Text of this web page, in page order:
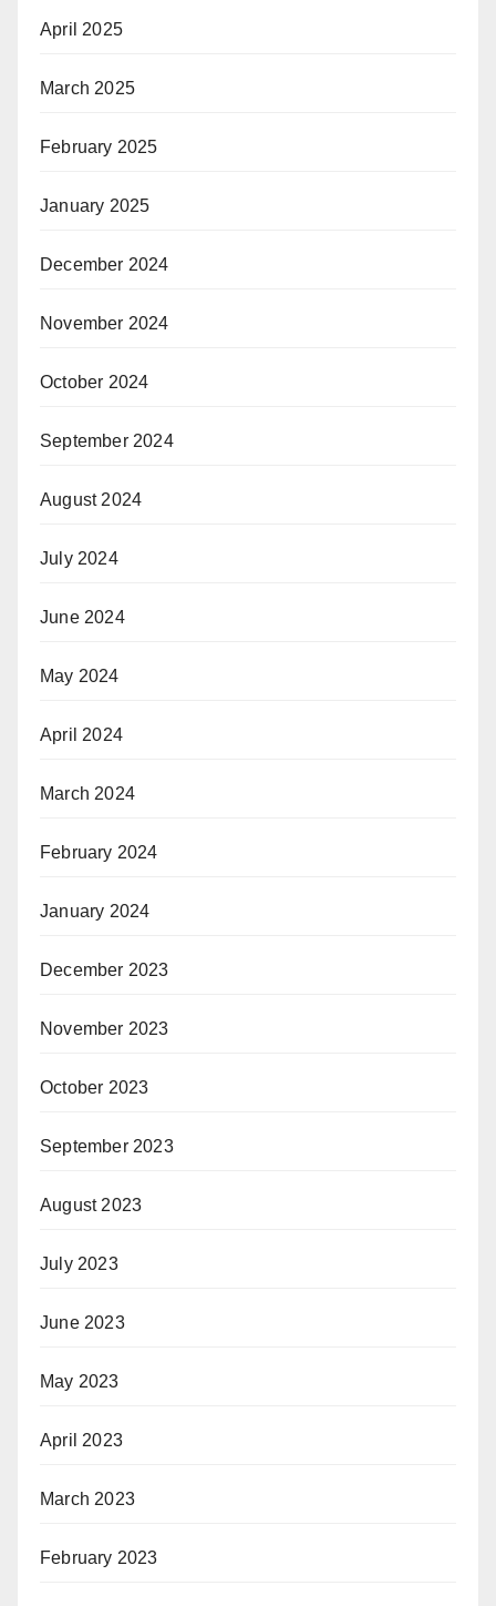
April 2025
March 2025
February 2025
January 2025
December 2024
November 2024
October 2024
September 2024
August 2024
July 2024
June 2024
May 2024
April 2024
March 2024
February 2024
January 2024
December 2023
November 2023
October 2023
September 2023
August 2023
July 2023
June 2023
May 2023
April 2023
March 2023
February 2023